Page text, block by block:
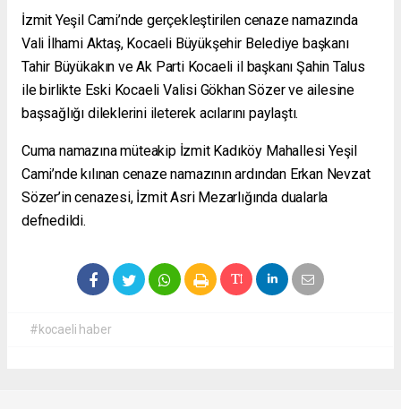
İzmit Yeşil Cami’nde gerçekleştirilen cenaze namazında
Vali İlhami Aktaş, Kocaeli Büyükşehir Belediye başkanı
Tahir Büyükakın ve Ak Parti Kocaeli il başkanı Şahin Talus
ile birlikte Eski Kocaeli Valisi Gökhan Sözer ve ailesine
başsağlığı dileklerini ileterek acılarını paylaştı.
Cuma namazına müteakip İzmit Kadıköy Mahallesi Yeşil
Cami’nde kılınan cenaze namazının ardından Erkan Nevzat
Sözer’in cenazesi, İzmit Asri Mezarlığında dualarla
defnedildi.
#kocaeli haber